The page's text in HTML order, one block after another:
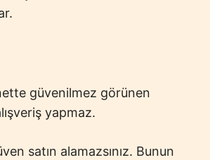
güvenilmez görünen
yapmaz.
satın alamazsınız. Bunun